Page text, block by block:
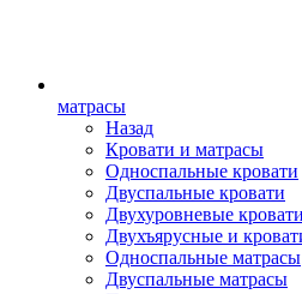
матрасы
Назад
Кровати и матрасы
Односпальные кровати
Двуспальные кровати
Двухуровневые кровати
Двухъярусные и
Односпальные матрасы
Двуспальные матрасы